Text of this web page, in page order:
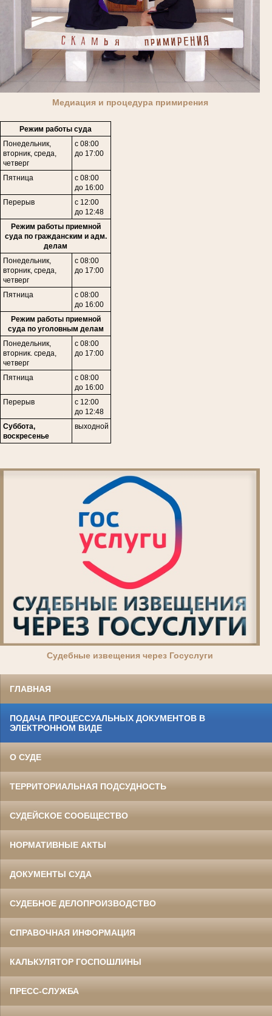
Медиация и процедура примирения
Режим работы суда
Понедельник,
вторник, среда,
четверг
с 08:00
до 17:00
Пятница
с 08:00
до 16:00
Перерыв
с 12:00
до 12:48
Режим работы приемной
суда по гражданским и адм.
делам
Понедельник,
вторник, среда,
четверг
с 08:00
до 17:00
Пятница
с 08:00
до 16:00
Режим работы приемной
суда по уголовным делам
Понедельник,
вторник. среда,
четверг
с 08:00
до 17:00
Пятница
с 08:00
до 16:00
Перерыв
с 12:00
до 12:48
Суббота,
воскресенье
выходной
Судебные извещения через Госуслуги
ГЛАВНАЯ
ПОДАЧА ПРОЦЕССУАЛЬНЫХ ДОКУМЕНТОВ В
ЭЛЕКТРОННОМ ВИДЕ
О СУДЕ
ТЕРРИТОРИАЛЬНАЯ ПОДСУДНОСТЬ
СУДЕЙСКОЕ СООБЩЕСТВО
НОРМАТИВНЫЕ АКТЫ
ДОКУМЕНТЫ СУДА
СУДЕБНОЕ ДЕЛОПРОИЗВОДСТВО
СПРАВОЧНАЯ ИНФОРМАЦИЯ
КАЛЬКУЛЯТОР ГОСПОШЛИНЫ
ПРЕСС-СЛУЖБА